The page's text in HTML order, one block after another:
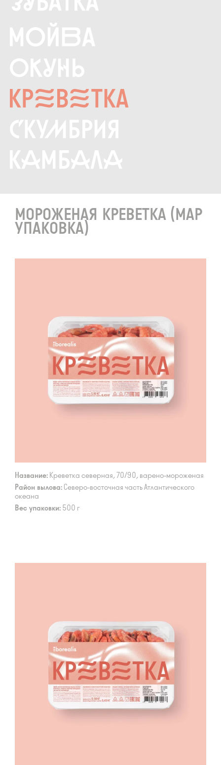
МОРОЖЕНАЯ КРЕВЕТКА (MAP
УПАКОВКА)
Название: Креветка северная, 70/90, варено-мороженая
Район вылова: Северо-восточная часть Атлантического
океана
Вес упаковки: 500 г